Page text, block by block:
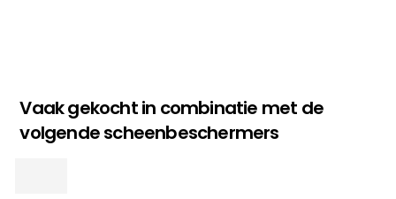
Vaak gekocht in combinatie met de
volgende scheenbeschermers